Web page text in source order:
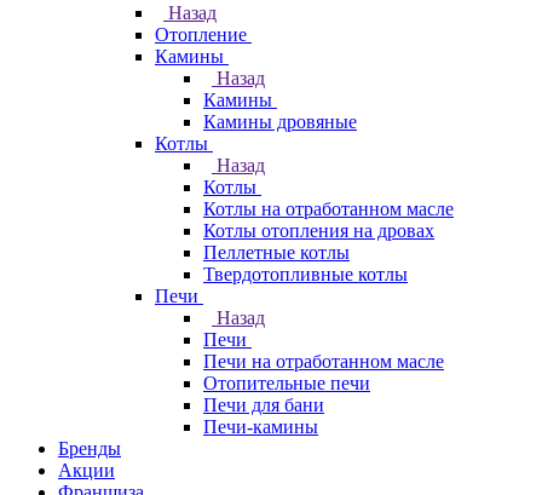
Назад
Отопление
Камины
Назад
Камины
Камины дровяные
Котлы
Назад
Котлы
Котлы на отработанном масле
Котлы отопления на дровах
Пеллетные котлы
Твердотопливные котлы
Печи
Назад
Печи
Печи на отработанном масле
Отопительные печи
Печи для бани
Печи-камины
Бренды
Акции